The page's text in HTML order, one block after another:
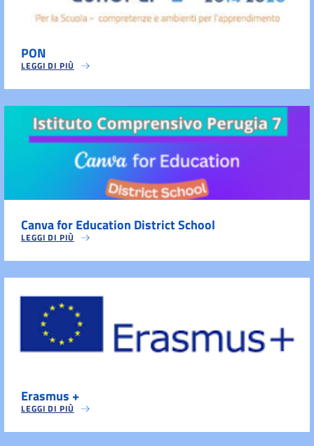
PON
LEGGI DI PIÙ
Canva for Education District School
LEGGI DI PIÙ
Erasmus +
LEGGI DI PIÙ